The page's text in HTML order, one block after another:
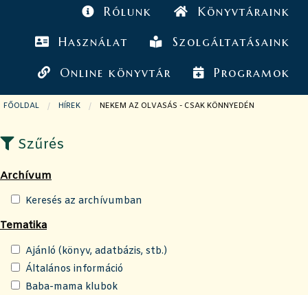
Rólunk Könyvtáraink
Használat Szolgáltatásaink
Online könyvtár Programok
FŐOLDAL HÍREK JELENLEGI OLDAL:
NEKEM AZ OLVASÁS - CSAK KÖNNYEDÉN
Szűrés
Archívum
Keresés az archívumban
Tematika
Ajánló (könyv, adatbázis, stb.)
Általános információ
Baba-mama klubok